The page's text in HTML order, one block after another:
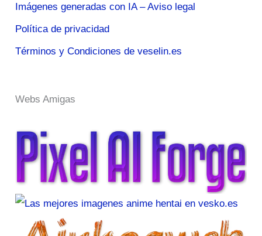
Imágenes generadas con IA – Aviso legal
Política de privacidad
Términos y Condiciones de veselin.es
Webs Amigas